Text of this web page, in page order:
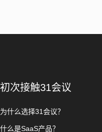
初次接触31会议
为什么选择31会议？
什么是SaaS产品？